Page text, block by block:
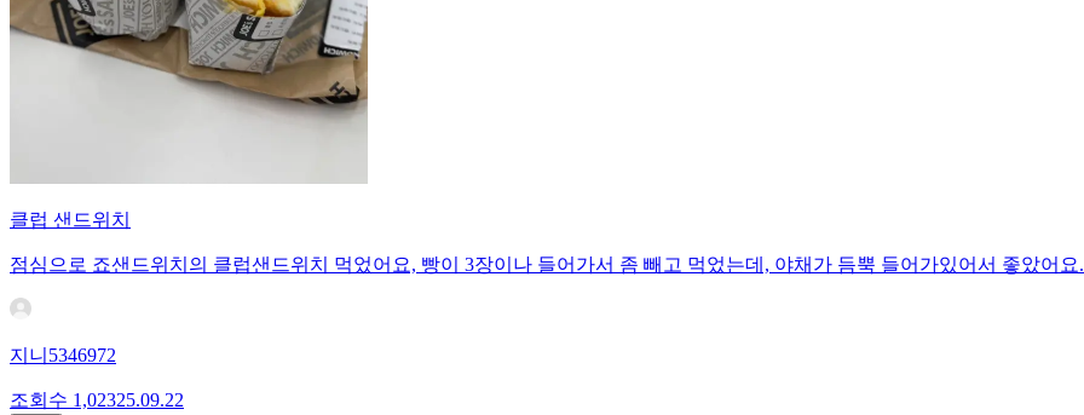
클럽 샌드위치
점심으로 죠샌드위치의 클럽샌드위치 먹었어요, 빵이 3장이나 들어가서 좀 빼고 먹었는데, 야채가 듬뿍 들어가있어서 좋았어
지니5346972
조회수 1,02325.09.22